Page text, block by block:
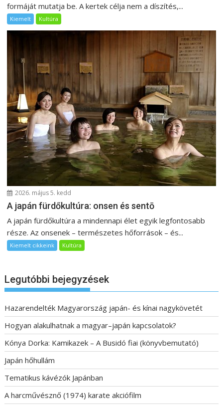
formáját mutatja be. A kertek célja nem a díszítés,...
Kiemelt Kultúra
2026. május 5. kedd
A japán fürdőkultúra: onsen és sentō
A japán fürdőkultúra a mindennapi élet egyik legfontosabb
része. Az onsenek – természetes hőforrások – és...
Kiemelt cikkeink Kultúra
Legutóbbi bejegyzések
Hazarendelték Magyarország japán- és kínai nagykövetét
Hogyan alakulhatnak a magyar–japán kapcsolatok?
Kónya Dorka: Kamikazek – A Busidó fiai (könyvbemutató)
Japán hőhullám
Tematikus kávézók Japánban
A harcművésznő (1974) karate akciófilm